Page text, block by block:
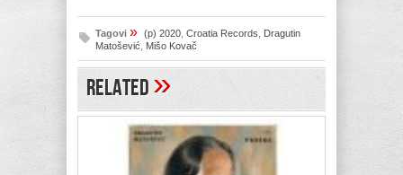
Tagovi » (p) 2020 Croatia Records
Dragutin
Matošević
Mišo Kovač
Related»